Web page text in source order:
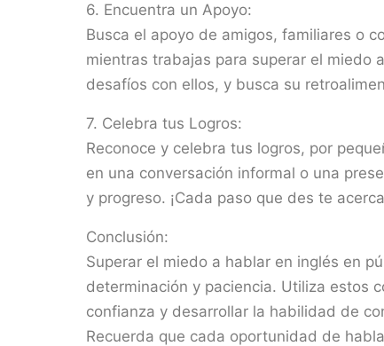
6. Encuentra un Apoyo:
Busca el apoyo de amigos, familiares o
mientras trabajas para superar el miedo
desafíos con ellos, y busca su
7. Celebra tus Logros:
Reconoce y celebra tus logros, por
en una conversación informal o una
y progreso. ¡Cada paso que des te
Conclusión:
Superar el miedo a hablar en inglés en
determinación y paciencia. Utiliza estos
confianza y desarrollar la habilidad de
Recuerda que cada oportunidad de